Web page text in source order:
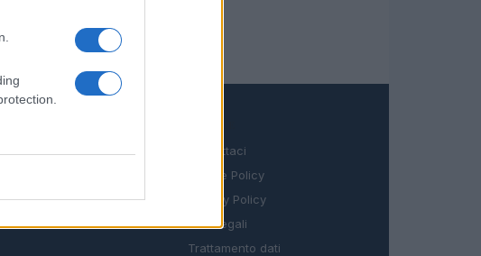
notizie
Contattaci
Cookie Policy
Privacy Policy
Note legali
Trattamento dati